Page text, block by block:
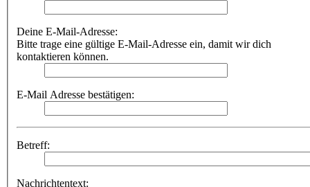
Deine E-Mail-Adresse:
Bitte trage eine gültige E-Mail-Adresse ein, damit wir dich
kontaktieren können.
E-Mail Adresse bestätigen:
Betreff:
Nachrichtentext: